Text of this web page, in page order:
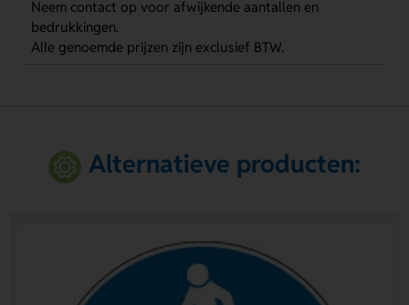
Neem contact op voor afwijkende aantallen en
bedrukkingen.
Alle genoemde prijzen zijn exclusief BTW.
Alternatieve producten: